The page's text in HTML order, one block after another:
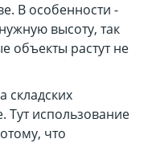
В особенности -
высоту, так
объекты растут не
складских
Тут использование
что